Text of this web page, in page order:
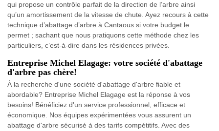
qui propose un contrôle parfait de la direction de l’arbre ainsi
qu’un amortissement de la vitesse de chute. Ayez recours à cette
technique d’abattage d’arbre à Cantaous si votre budget le
permet ; sachant que nous pratiquons cette méthode chez les
particuliers, c’est-à-dire dans les résidences privées.
Entreprise Michel Elagage: votre société d'abattage
d'arbre pas chère!
À la recherche d'une société d'abattage d'arbre fiable et
abordable? Entreprise Michel Elagage est la réponse à vos
besoins! Bénéficiez d'un service professionnel, efficace et
économique. Nos équipes expérimentées vous assurent un
abattage d'arbre sécurisé à des tarifs compétitifs. Avec des